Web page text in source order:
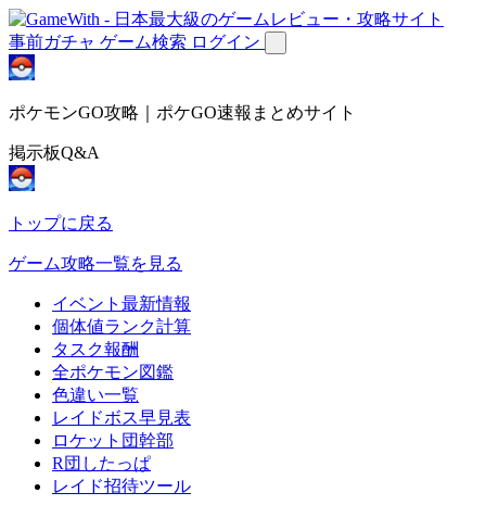
事前ガチャ ゲーム検索 ログイン
ポケモンGO攻略｜ポケGO速報まとめサイト
掲示板Q&A
トップに戻る
ゲーム攻略一覧を見る
イベント最新情報
個体値ランク計算
タスク報酬
全ポケモン図鑑
色違い一覧
レイドボス早見表
ロケット団幹部
R団したっぱ
レイド招待ツール